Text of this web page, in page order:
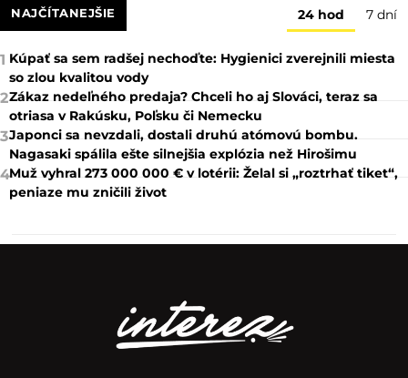
NAJČÍTANEJŠIE 24 hod 7 dní
1 Kúpať sa sem radšej nechoďte: Hygienici zverejnili miesta
so zlou kvalitou vody
2Zákaz nedeľného predaja? Chceli ho aj Slováci, teraz sa
otriasa v Rakúsku, Poľsku či Nemecku
3Japonci sa nevzdali, dostali druhú atómovú bombu.
Nagasaki spálila ešte silnejšia explózia než Hirošimu
4Muž vyhral 273 000 000 € v lotérii: Želal si „roztrhať tiket“,
peniaze mu zničili život